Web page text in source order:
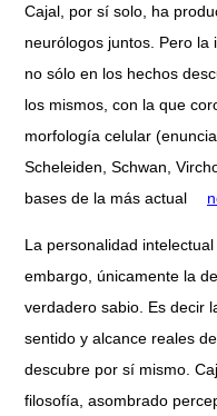
Cajal, por sí solo, ha
neurólogos juntos. Pero la
no sólo en los hechos
los mismos, con la que
morfología celular
Scheleiden, Schwan,
bases de la más actual
La personalidad
embargo, únicamente la
verdadero sabio. Es decir
sentido y alcance reales
descubre por sí mismo.
filosofía, asombrado